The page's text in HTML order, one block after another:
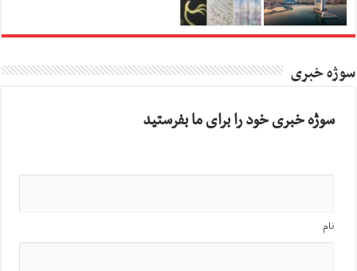
سوژه خبری
سوژه خبری خود را برای ما بفرستید
نام